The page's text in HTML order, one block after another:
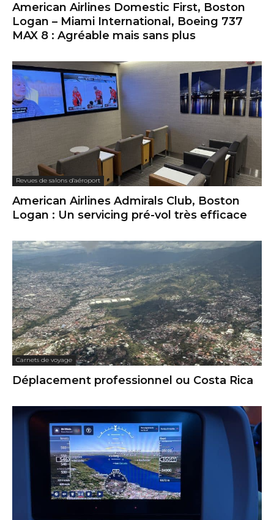
American Airlines Domestic First, Boston
Logan – Miami International, Boeing 737
MAX 8 : Agréable mais sans plus
Revues de salons d'aéroport
American Airlines Admirals Club, Boston
Logan : Un servicing pré-vol très efficace
Carnets de voyage
Déplacement professionnel ou Costa Rica